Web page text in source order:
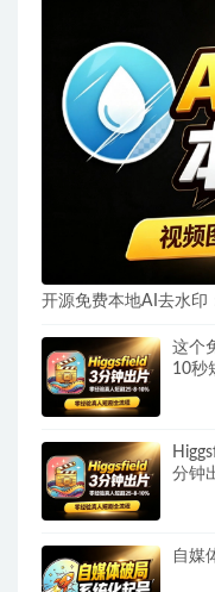
开源免费本地AI去水印
这个
10秒
分钟
自媒